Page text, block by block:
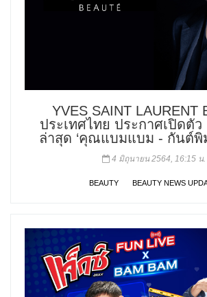
YVES SAINT LAURENT
ประเทศไทย ประกาศเปิดตัว
ล่าสุด ‘คุณแบมแบม - กันต์พิ
4 มิถุนายน 2564, 16:15 น.
BEAUTY BEAUTY NEWS